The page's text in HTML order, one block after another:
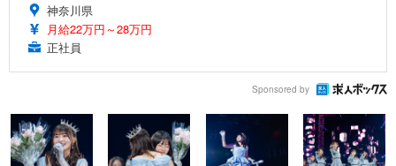
神奈川県
月給22万円～28万円
正社員
Sponsored by